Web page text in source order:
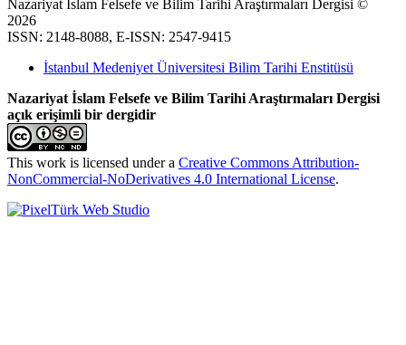
Nazariyat İslam Felsefe ve Bilim Tarihi Araştırmaları Dergisi ©
2026
ISSN: 2148-8088, E-ISSN: 2547-9415
İstanbul Medeniyet Üniversitesi Bilim Tarihi Enstitüsü
Nazariyat İslam Felsefe ve Bilim Tarihi Araştırmaları Dergisi
açık erişimli bir dergidir
This work is licensed under a Creative Commons Attribution-
NonCommercial-NoDerivatives 4.0 International License.